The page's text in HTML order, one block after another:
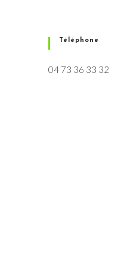
Téléphone
04 73 36 33 32